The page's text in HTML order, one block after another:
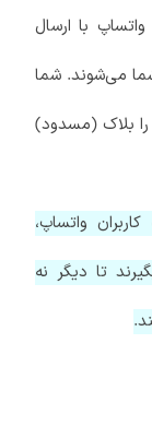
با ارسال
می‌شوند. شما
بلاک (مسدود)
واتساپ،
تا دیگر نه